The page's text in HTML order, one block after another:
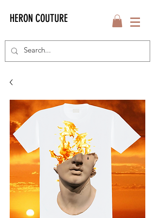
HERON COUTURE